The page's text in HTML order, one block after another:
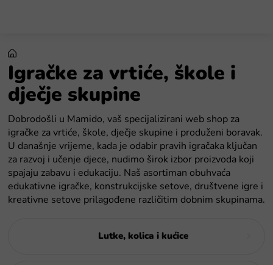
Igračke za vrtiće, škole i
dječje skupine
Dobrodošli u Mamido, vaš specijalizirani web shop za
igračke za vrtiće, škole, dječje skupine i produženi boravak.
U današnje vrijeme, kada je odabir pravih igračaka ključan
za razvoj i učenje djece, nudimo širok izbor proizvoda koji
spajaju zabavu i edukaciju. Naš asortiman obuhvaća
edukativne igračke, konstrukcijske setove, društvene igre i
kreativne setove prilagođene različitim dobnim skupinama.
Lutke, kolica i kućice